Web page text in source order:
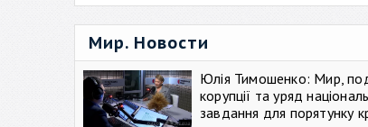
Мир. Новости
Юлія Тимошенко: Мир,
корупції та уряд
завдання для порятунку